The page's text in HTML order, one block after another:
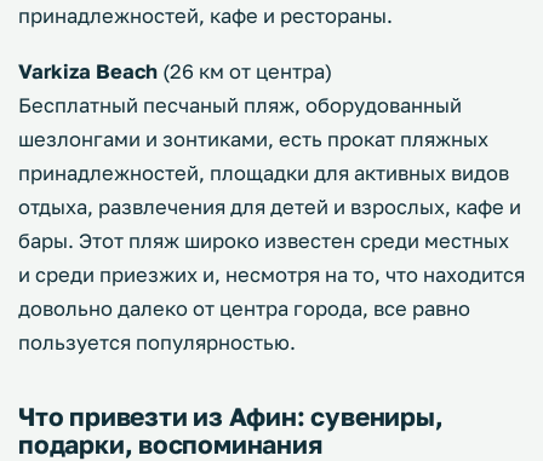
принадлежностей, кафе и рестораны.
Varkiza Beach (26 км от центра)
Бесплатный песчаный пляж, оборудованный
шезлонгами и зонтиками, есть прокат пляжных
принадлежностей, площадки для активных видов
отдыха, развлечения для детей и взрослых, кафе и
бары. Этот пляж широко известен среди местных
и среди приезжих и, несмотря на то, что находится
довольно далеко от центра города, все равно
пользуется популярностью.
Что привезти из Афин: сувениры,
подарки, воспоминания